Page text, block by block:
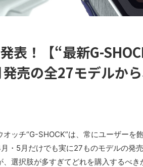
表！【“最新G-
売の全27モデルか
ッチ“G-SHOCK”は、常にユーザーを
・5月だけでも実に27ものモデルの発
選択肢が多すぎてどれを購入するべ